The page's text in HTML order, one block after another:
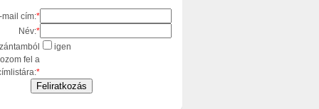
mail cím:*
Név:*
fel a
*
igen